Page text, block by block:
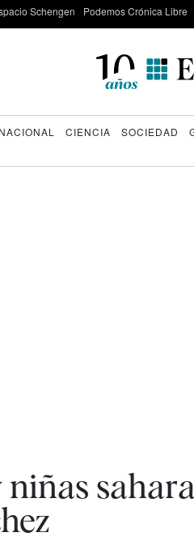
Schengen Podemos Crónica Libre
CIENCIA SOCIEDAD